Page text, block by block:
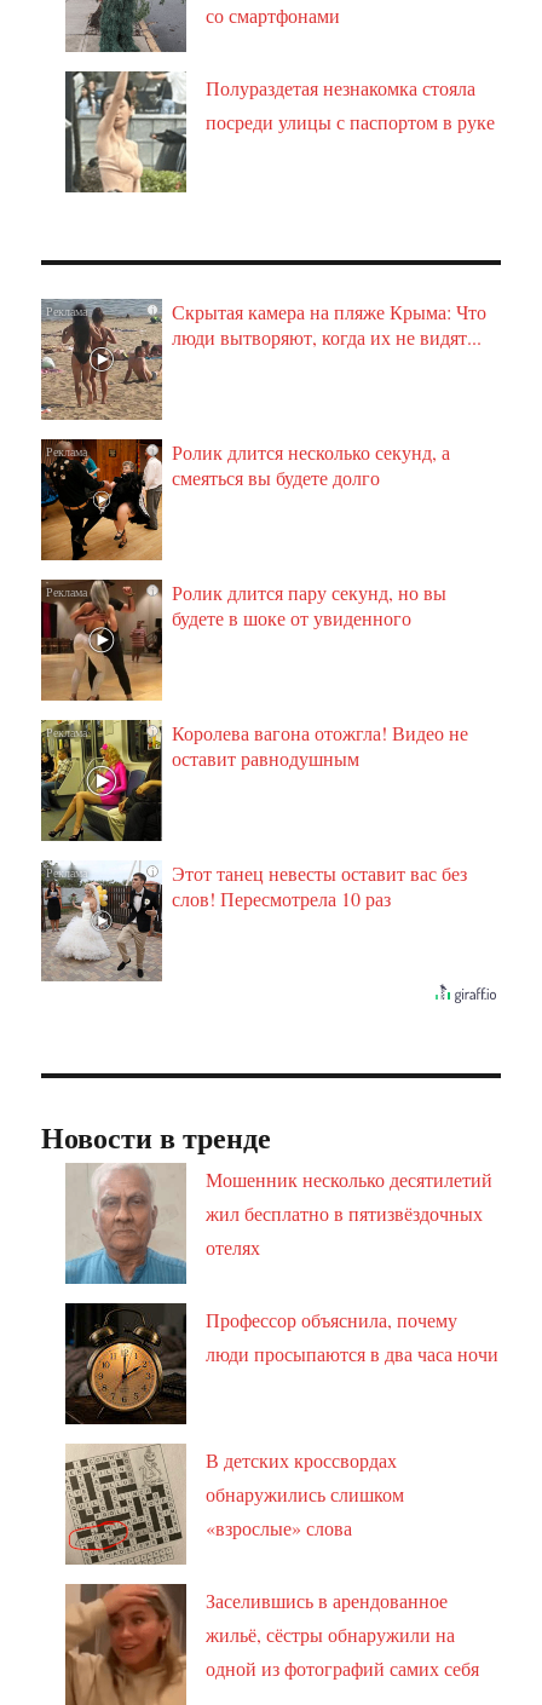
со смартфонами
Полураздетая незнакомка стояла
посреди улицы с паспортом в руке
i
Скрытая камера на пляже Крыма: Что
люди вытворяют, когда их не видят...
i
Ролик длится несколько секунд, а
смеяться вы будете долго
i
Ролик длится пару секунд, но вы
будете в шоке от увиденного
i
Королева вагона отожгла! Видео не
оставит равнодушным
i
Этот танец невесты оставит вас без
слов! Пересмотрела 10 раз
Новости в тренде
Мошенник несколько десятилетий
жил бесплатно в пятизвёздочных
отелях
Профессор объяснила, почему
люди просыпаются в два часа ночи
В детских кроссвордах
обнаружились слишком
«взрослые» слова
Заселившись в арендованное
жильё, сёстры обнаружили на
одной из фотографий самих себя